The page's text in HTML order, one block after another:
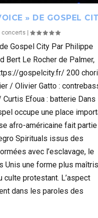
» DE GOSPEL
concerts |
Gospel City Par Philippe
Bert Le Rocher de Palmer,
gospelcity.fr/ 200
/ Olivier Gatto :
Curtis Efoua : batterie Dans
occupe une place
afro-américaine fait
Spirituals issus des
avec l’esclavage, le
Unis une forme plus
protestant. L’aspect
dans les paroles des